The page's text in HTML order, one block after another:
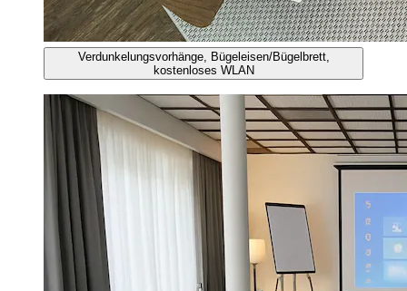
Verdunkelungsvorhänge, Bügeleisen/Bügelbrett,
kostenloses WLAN